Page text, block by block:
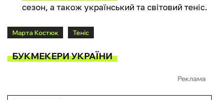
сезон, а також український та світовий теніс.
Марта Костюк Теніс
БУКМЕКЕРИ УКРАЇНИ
Реклама